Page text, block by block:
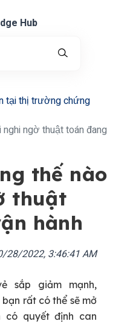
Hub
tại thị trường chứng
nghi ngờ thuật toán đang
thế nào
thuật
hành
28/2022, 3:46:41 AM
sắp giảm mạnh,
rất có thể sẽ mở
có quyết định can